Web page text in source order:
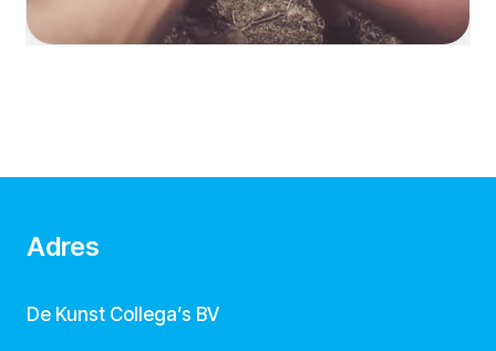
Adres
De Kunst Collega’s BV